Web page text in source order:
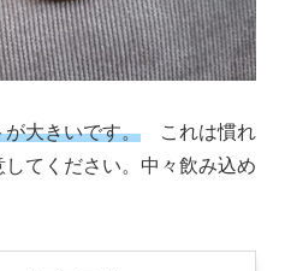
大きいです。 これは慣れ
てください。中々飲み込め